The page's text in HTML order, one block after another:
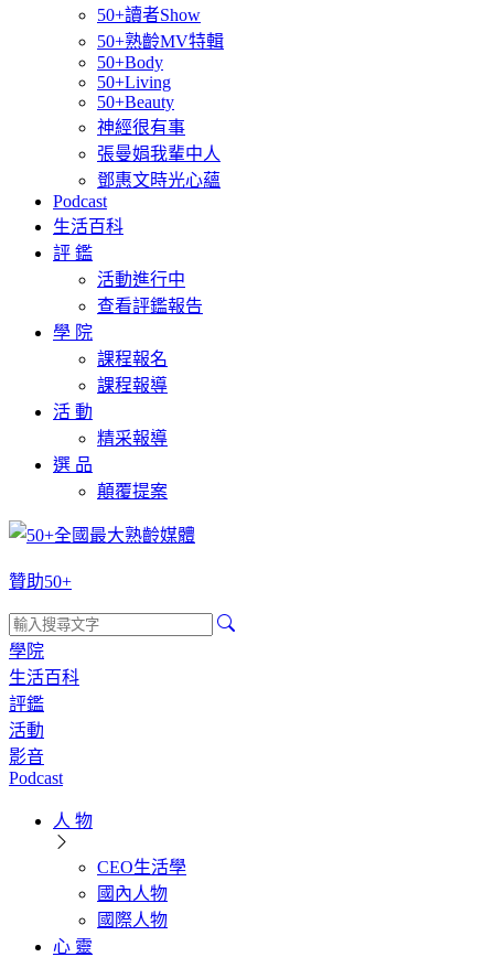
50+讀者Show
50+熟齡MV特輯
50+Body
50+Living
50+Beauty
神經很有事
張曼娟我輩中人
鄧惠文時光心蘊
Podcast
生活百科
評 鑑
活動進行中
查看評鑑報告
學 院
課程報名
課程報導
活 動
精采報導
選 品
顛覆提案
贊助50+
學院
生活百科
評鑑
活動
影音
Podcast
人 物
CEO生活學
國內人物
國際人物
心 靈